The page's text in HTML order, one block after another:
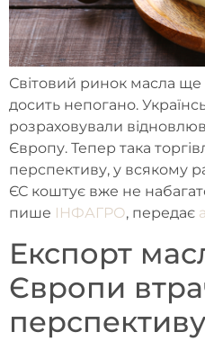
Світовий ринок масла
досить непогано.
розраховували
Європу. Тепер така
перспективу, у всякому
ЄС коштує вже не
пише ІНФАГРО, передає
Експорт
Європи
перспективу